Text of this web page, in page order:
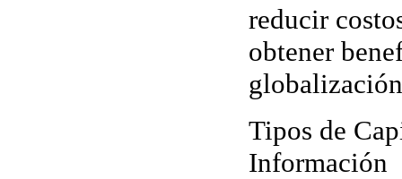
reducir
obtener
Tipos de
Información